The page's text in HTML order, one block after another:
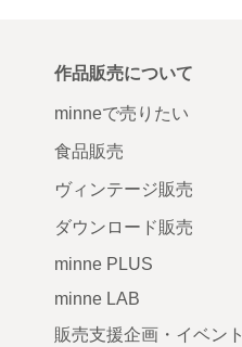
作品販売について
minneで売りたい
食品販売
ヴィンテージ販売
ダウンロード販売
minne PLUS
minne LAB
販売支援企画・イベント